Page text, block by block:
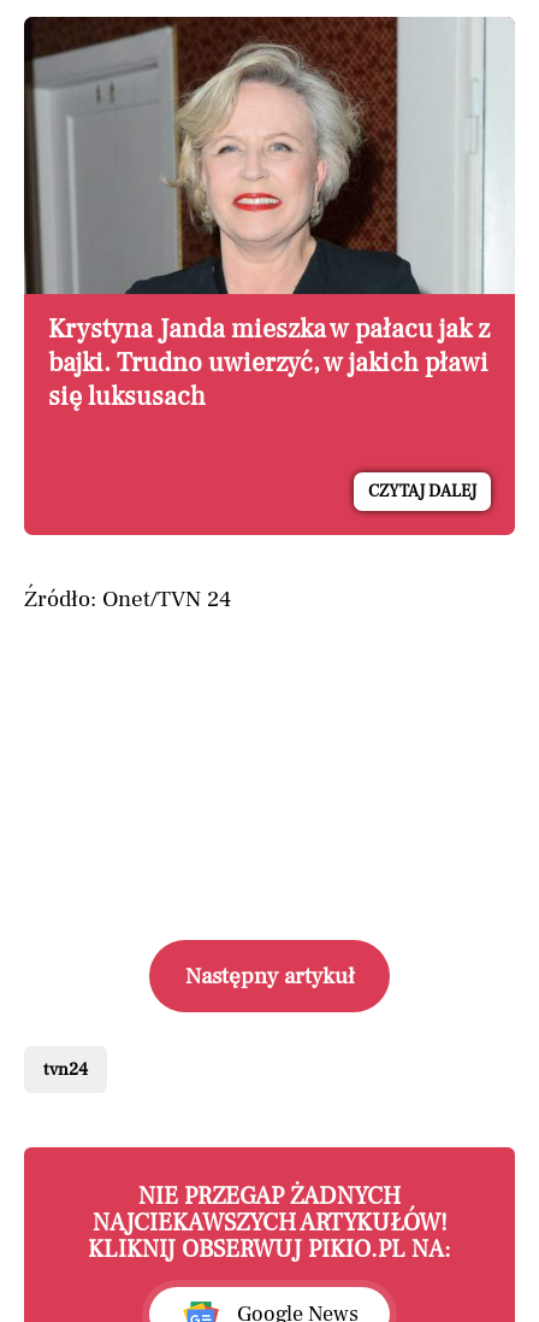
Krystyna Janda mieszka w pałacu jak z
bajki. Trudno uwierzyć, w jakich pławi
się luksusach
CZYTAJ DALEJ
Źródło: Onet/TVN 24
Następny artykuł
tvn24
NIE PRZEGAP ŻADNYCH
NAJCIEKAWSZYCH ARTYKUŁÓW!
KLIKNIJ OBSERWUJ PIKIO.PL NA:
Google News